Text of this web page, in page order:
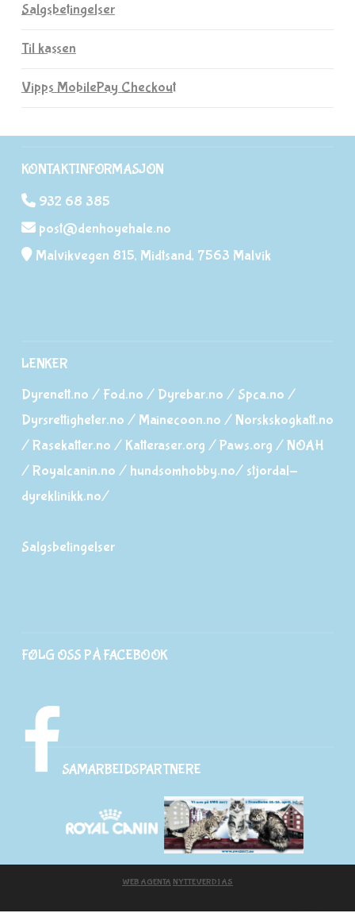
Salgsbetingelser
Til kassen
Vipps MobilePay Checkout
KONTAKTINFORMASJON
932 68 385
post@denhoyehale.no
Malvikvegen 815, Midtsand, 7563 Malvik
LENKER
Dyrenett.no / Fod.no / Dyrebar.no / Spca.no /
Dyrsrettigheter.no / Mainecoon.no /Norskskogkatt.no
/Rasekatter.no /Katteraser.org /Paws.org /NOAH
/Royalcanin.no / hundsomhobby.no/ stjordal-
dyreklinikk.no/
Salgsbetingelser
FØLG OSS PÅ FACEBOOK
SAMARBEIDSPARTNERE
WEB AGENTA NYTTEVERDI AS